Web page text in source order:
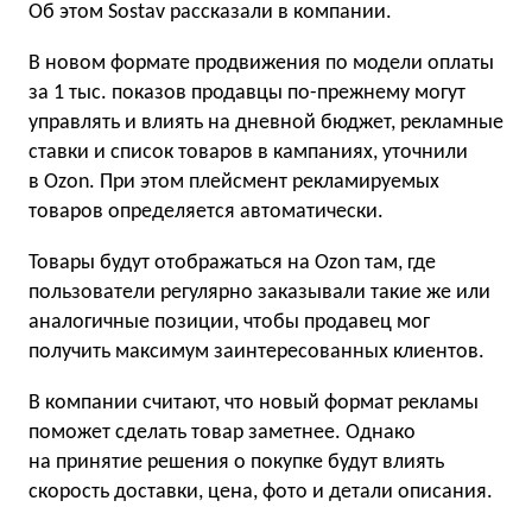
Об этом Sostav рассказали в компании.
В новом формате продвижения по модели оплаты
за 1 тыс. показов продавцы по-прежнему могут
управлять и влиять на дневной бюджет, рекламные
ставки и список товаров в кампаниях, уточнили
в Ozon. При этом плейсмент рекламируемых
товаров определяется автоматически.
Товары будут отображаться на Ozon там, где
пользователи регулярно заказывали такие же или
аналогичные позиции, чтобы продавец мог
получить максимум заинтересованных клиентов.
В компании считают, что новый формат рекламы
поможет сделать товар заметнее. Однако
на принятие решения о покупке будут влиять
скорость доставки, цена, фото и детали описания.